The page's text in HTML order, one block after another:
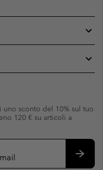
uno sconto del 10% sul tuo
120 € su articoli a